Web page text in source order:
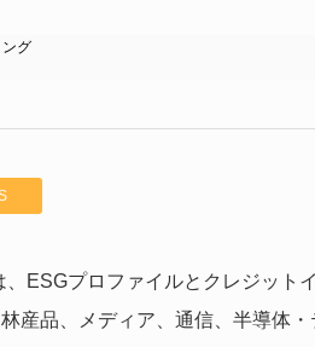
グ
ESGプロファイルとクレジット
産品、メディア、通信、半導体